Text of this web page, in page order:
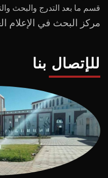
قسم ما بعد التدرج و البحث
مركز البحث في الإعلام
للإتصال بنا